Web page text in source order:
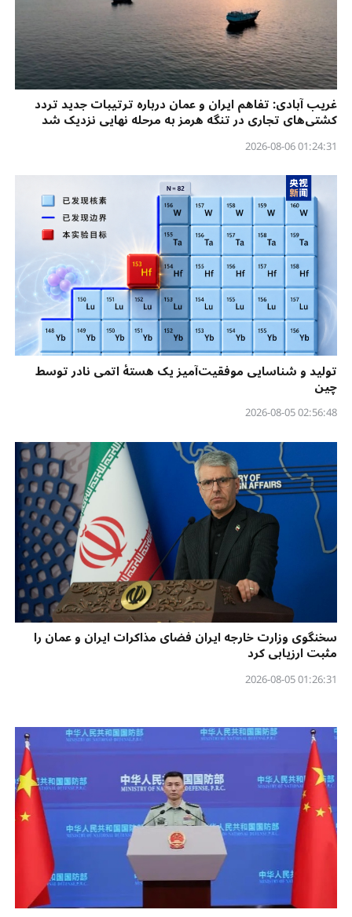
غریب آبادی: تفاهم ایران و عمان درباره ترتیبات جدید تردد
کشتی‌های تجاری در تنگه هرمز به مرحله نهایی نزدیک شد
01:24:31 2026-08-06
تولید و شناسایی موفقیت‌آمیز یک هستهٔ اتمی نادر توسط
چین
02:56:48 2026-08-05
سخنگوی وزارت خارجه ایران فضای مذاکرات ایران و عمان را
مثبت ارزیابی کرد
01:26:31 2026-08-05